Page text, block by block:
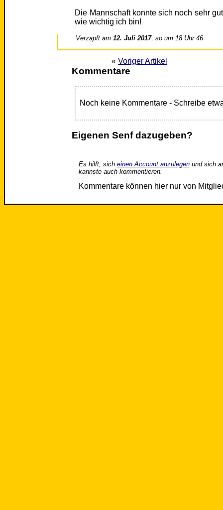
Die Mannschaft konnte sich noch sehr
wie wichtig ich bin!
Verzapft am12. Juli 2017, so um 18 Uhr 46
« Voriger Artikel
Kommentare
Noch keine Kommentare - Schreibe
Eigenen Senf dazugeben?
Es hilft, sich einen Account anzulegenund sich
kannste auch kommentieren.
Kommentare können hier nur von